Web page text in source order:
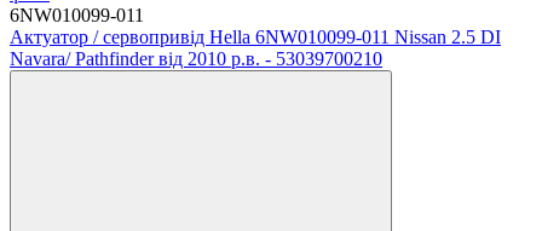
6NW010099-011
Актуатор / сервопривід Hella 6NW010099-011 Nissan 2.5 DI
Navara/ Pathfinder від 2010 р.в. - 53039700210